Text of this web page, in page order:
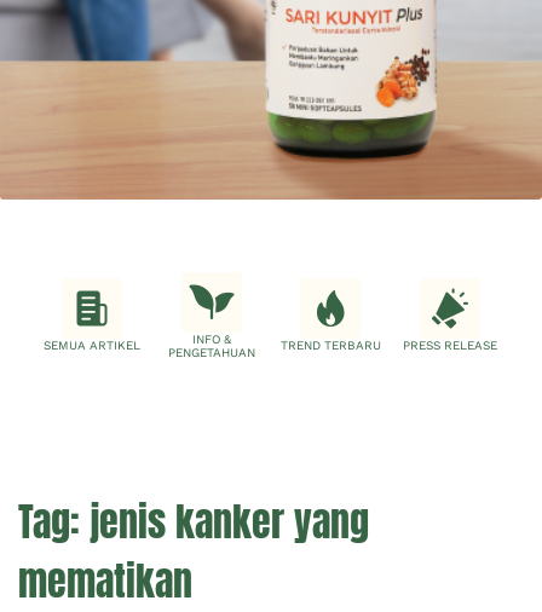
SEMUA ARTIKEL
INFO &
PENGETAHUAN
TREND TERBARU PRESS RELEASE
Tag:jenis kanker yang
mematikan